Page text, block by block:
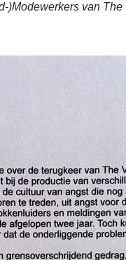
)Modewerkers van